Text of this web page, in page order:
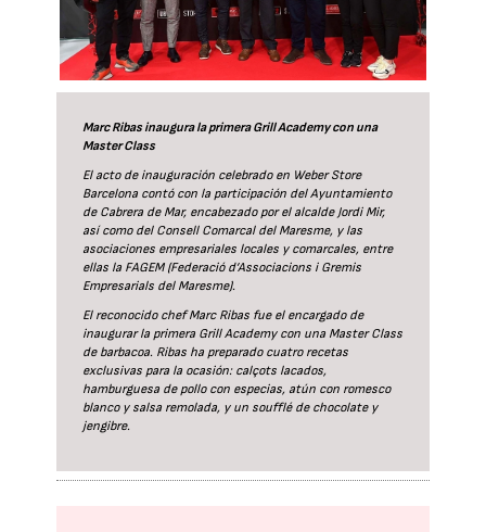
Marc Ribas inaugura la primera Grill Academy con una
Master Class
El acto de inauguración celebrado en Weber Store
Barcelona contó con la participación del Ayuntamiento
de Cabrera de Mar, encabezado por el alcalde Jordi Mir,
así como del Consell Comarcal del Maresme, y las
asociaciones empresariales locales y comarcales, entre
ellas la FAGEM (Federació d’Associacions i Gremis
Empresarials del Maresme).
El reconocido chef Marc Ribas fue el encargado de
inaugurar la primera Grill Academy con una Master Class
de barbacoa. Ribas ha preparado cuatro recetas
exclusivas para la ocasión: calçots lacados,
hamburguesa de pollo con especias, atún con romesco
blanco y salsa remolada, y un soufflé de chocolate y
jengibre.